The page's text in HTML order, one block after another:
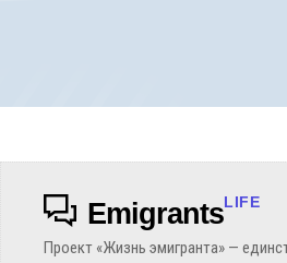
EmigrantsLIFE
Проект «Жизнь эмигранта» —